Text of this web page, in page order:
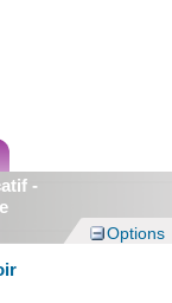
-
Options